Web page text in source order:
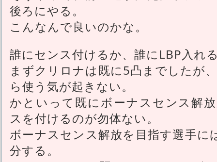
後ろにやる。
こんなんで良いのかな。
誰にセンス付けるか、誰にLBP入れ
まずクリロナは既に5凸までしたが
ら使う気が起きない。
かといって既にボーナスセンス解
スを付けるのが勿体ない。
ボーナスセンス解放を目指す選手
分する。